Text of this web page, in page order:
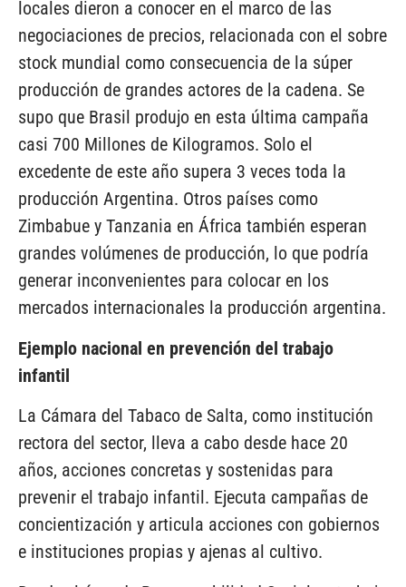
locales dieron a conocer en el marco de las
negociaciones de precios, relacionada con el sobre
stock mundial como consecuencia de la súper
producción de grandes actores de la cadena. Se
supo que Brasil produjo en esta última campaña
casi 700 Millones de Kilogramos. Solo el
excedente de este año supera 3 veces toda la
producción Argentina. Otros países como
Zimbabue y Tanzania en África también esperan
grandes volúmenes de producción, lo que podría
generar inconvenientes para colocar en los
mercados internacionales la producción argentina.
Ejemplo nacional en prevención del trabajo
infantil
La Cámara del Tabaco de Salta, como institución
rectora del sector, lleva a cabo desde hace 20
años, acciones concretas y sostenidas para
prevenir el trabajo infantil. Ejecuta campañas de
concientización y articula acciones con gobiernos
e instituciones propias y ajenas al cultivo.